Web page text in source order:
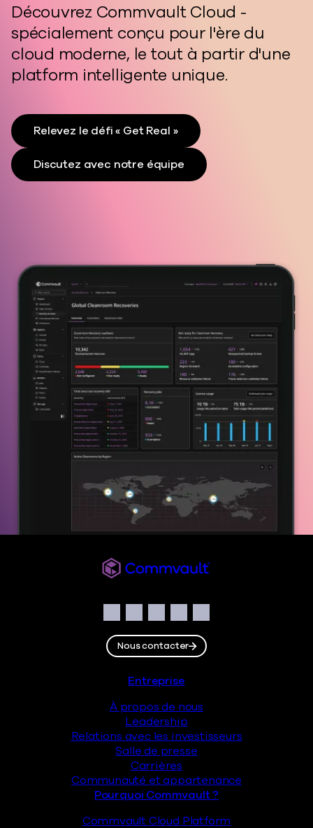
Découvrez Commvault Cloud -
spécialement conçu pour l'ère du
cloud moderne, le tout à partir d'une
platform intelligente unique.
Relevez le défi « Get Real »
Discutez avec notre équipe
Facebook
Instagram
LinkedIn
TwitterYouTube
Nous contacter
Pied de page
Entreprise
À propos de nous
Leadership
Relations avec les investisseurs
Salle de presse
Carrières
Communauté et appartenance
Pourquoi Commvault ?
Commvault Cloud Platform